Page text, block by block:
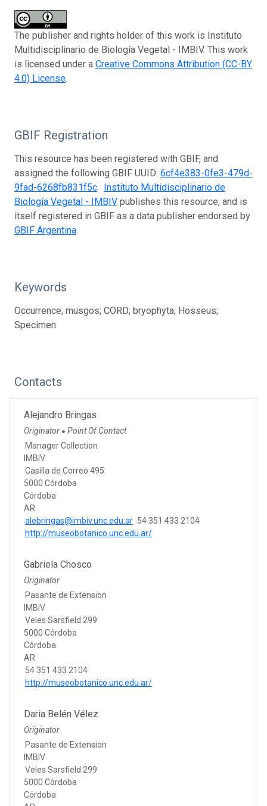
The publisher and rights holder of this work is Instituto
Multidisciplinario de Biología Vegetal - IMBIV. This work
is licensed under a Creative Commons Attribution (CC-BY
4.0) License.
GBIF Registration
This resource has been registered with GBIF, and
assigned the following GBIF UUID: 6cf4e383-0fe3-479d-
9fad-6268fb831f5c. Instituto Multidisciplinario de
Biología Vegetal - IMBIV publishes this resource, and is
itself registered in GBIF as a data publisher endorsed by
GBIF Argentina.
Keywords
Occurrence; musgos; CORD; bryophyta; Hosseus;
Specimen
Contacts
Alejandro Bringas
Originator ● Point Of Contact
Manager Collection
IMBIV
Casilla de Correo 495
5000 Córdoba
Córdoba
AR
alebringas@imbiv.unc.edu.ar 54 351 433 2104
http://museobotanico.unc.edu.ar/
Gabriela Chosco
Originator
Pasante de Extension
IMBIV
Veles Sarsfield 299
5000 Córdoba
Córdoba
AR
54 351 433 2104
http://museobotanico.unc.edu.ar/
Daria Belén Vélez
Originator
Pasante de Extension
IMBIV
Veles Sarsfield 299
5000 Córdoba
Córdoba